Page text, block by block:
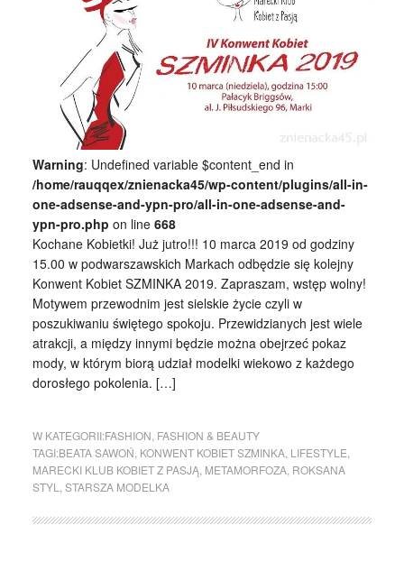
Warning: Undefined variable $content_end in
/home/rauqqex/znienacka45/wp-content/plugins/all-in-
one-adsense-and-ypn-pro/all-in-one-adsense-and-
ypn-pro.php on line 668
Kochane Kobietki! Już jutro!!! 10 marca 2019 od godziny
15.00 w podwarszawskich Markach odbędzie się kolejny
Konwent Kobiet SZMINKA 2019. Zapraszam, wstęp wolny!
Motywem przewodnim jest sielskie życie czyli w
poszukiwaniu świętego spokoju. Przewidzianych jest wiele
atrakcji, a między innymi będzie można obejrzeć pokaz
mody, w którym biorą udział modelki wiekowo z każdego
dorosłego pokolenia. […]
W KATEGORII:FASHION FASHION & BEAUTY
TAGI:BEATA SAWOŃ KONWENT KOBIET SZMINKA, LIFESTYLE
MARECKI KLUB KOBIET Z PASJĄ, METAMORFOZA, ROKSANA
STYL
STARSZA MODELKA